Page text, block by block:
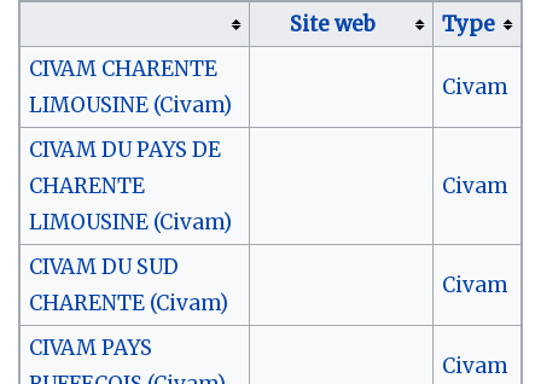
Site web
Type
CIVAM CHARENTE
LIMOUSINE (Civam)
Civam
CIVAM DU PAYS DE
CHARENTE
LIMOUSINE (Civam)
Civam
CIVAM DU SUD
CHARENTE (Civam)
Civam
CIVAM PAYS
Civam